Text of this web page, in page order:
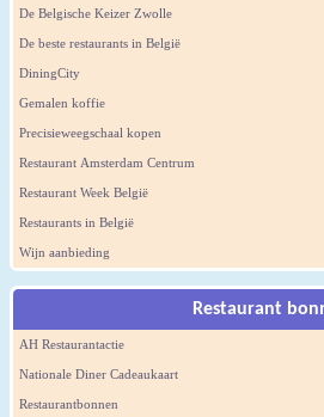
De Belgische Keizer Zwolle
De beste restaurants in België
DiningCity
Gemalen koffie
Precisieweegschaal kopen
Restaurant Amsterdam Centrum
Restaurant Week België
Restaurants in België
Wijn aanbieding
Restaurant
AH Restaurantactie
Nationale Diner Cadeaukaart
Restaurantbonnen